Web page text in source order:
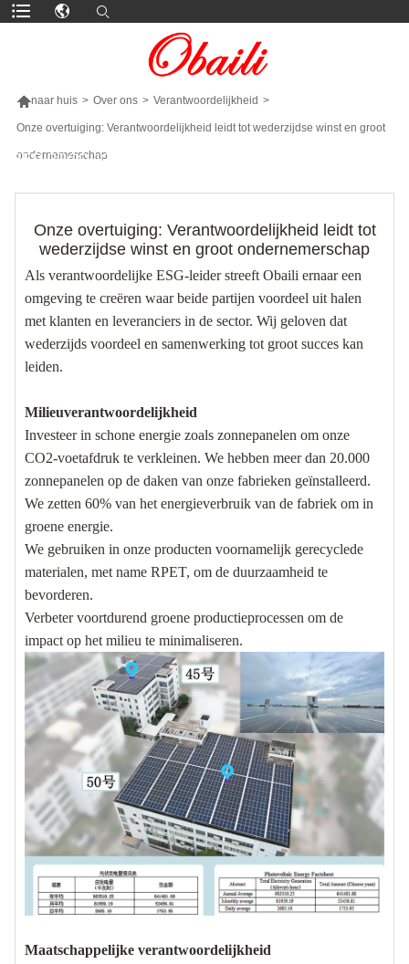
naar huis > Over ons > Verantwoordelijkheid >
Onze overtuiging: Verantwoordelijkheid leidt tot wederzijdse winst en groot
ondernemerschap
MEER PRODUCTEN
Onze overtuiging: Verantwoordelijkheid leidt tot
wederzijdse winst en groot ondernemerschap
Als verantwoordelijke ESG-leider streeft Obaili ernaar een
omgeving te creëren waar beide partijen voordeel uit halen
met klanten en leveranciers in de sector. Wij geloven dat
wederzijds voordeel en samenwerking tot groot succes kan
leiden.
Milieuverantwoordelijkheid
Investeer in schone energie zoals zonnepanelen om onze
CO2-voetafdruk te verkleinen. We hebben meer dan 20.000
zonnepanelen op de daken van onze fabrieken geïnstalleerd.
We zetten 60% van het energieverbruik van de fabriek om in
groene energie.
We gebruiken in onze producten voornamelijk gerecyclede
materialen, met name RPET, om de duurzaamheid te
bevorderen.
Verbeter voortdurend groene productieprocessen om de
impact op het milieu te minimaliseren.
Maatschappelijke verantwoordelijkheid